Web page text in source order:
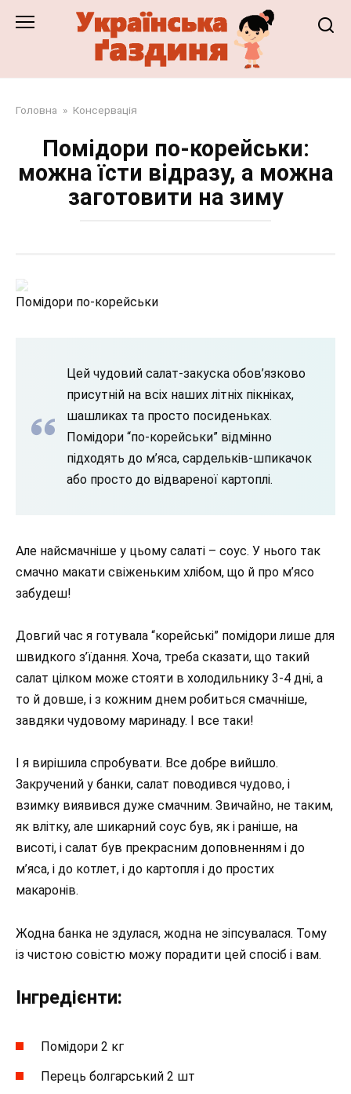
Головна » Консервація
Помідори по-корейськи:
можна їсти відразу, а можна
заготовити на зиму
Помідори по-корейськи
Цей чудовий салат-закуска обов’язково
присутній на всіх наших літніх пікніках,
шашликах та просто посиденьках.
Помідори “по-корейськи” відмінно
підходять до м’яса, сардельків-шпикачок
або просто до відвареної картоплі.
Але найсмачніше у цьому салаті – соус. У нього так
смачно макати свіженьким хлібом, що й про м’ясо
забудеш!
Довгий час я готувала “корейські” помідори лише для
швидкого з’їдання. Хоча, треба сказати, що такий
салат цілком може стояти в холодильнику 3-4 дні, а
то й довше, і з кожним днем ​​робиться смачніше,
завдяки чудовому маринаду. І все таки!
І я вирішила спробувати. Все добре вийшло.
Закручений у банки, салат поводився чудово, і
взимку виявився дуже смачним. Звичайно, не таким,
як влітку, але шикарний соус був, як і раніше, на
висоті, і салат був прекрасним доповненням і до
м’яса, і до котлет, і до картопля і до простих
макаронів.
Жодна банка не здулася, жодна не зіпсувалася. Тому
із чистою совістю можу порадити цей спосіб і вам.
Інгредієнти:
Помідори 2 кг
Перець болгарський 2 шт